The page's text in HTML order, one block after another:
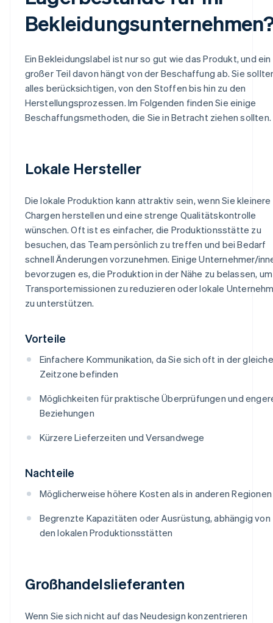
Ein Bekleidungslabel ist nur so gut wie das Produkt, und ein
großer Teil davon hängt von der Beschaffung ab. Sie
alles berücksichtigen, von den Stoffen bis hin zu den
Herstellungsprozessen. Im Folgenden finden Sie einige
Beschaffungsmethoden, die Sie in Betracht ziehen sollten.
Lokale Hersteller
Die lokale Produktion kann attraktiv sein, wenn Sie kleinere
Chargen herstellen und eine strenge Qualitätskontrolle
wünschen. Oft ist es einfacher, die Produktionsstätte zu
besuchen, das Team persönlich zu treffen und bei Bedarf
schnell Änderungen vorzunehmen. Einige Unternehmer/
bevorzugen es, die Produktion in der Nähe zu belassen, um
Transportemissionen zu reduzieren oder lokale
zu unterstützen.
Vorteile
Einfachere Kommunikation, da Sie sich oft in der
Zeitzone befinden
Möglichkeiten für praktische Überprüfungen und
Beziehungen
Kürzere Lieferzeiten und Versandwege
Nachteile
Möglicherweise höhere Kosten als in anderen Regionen
Begrenzte Kapazitäten oder Ausrüstung, abhängig von
den lokalen Produktionsstätten
Großhandelslieferanten
Wenn Sie sich nicht auf das Neudesign konzentrieren